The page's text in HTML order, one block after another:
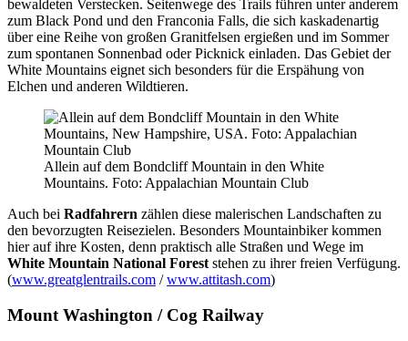
bewaldeten Verstecken. Seitenwege des Trails führen unter anderem
zum Black Pond und den Franconia Falls, die sich kaskadenartig
über eine Reihe von großen Granitfelsen ergießen und im Sommer
zum spontanen Sonnenbad oder Picknick einladen. Das Gebiet der
White Mountains eignet sich besonders für die Erspähung von
Elchen und anderen Wildtieren.
Allein auf dem Bondcliff Mountain in den White
Mountains. Foto: Appalachian Mountain Club
Auch bei Radfahrern zählen diese malerischen Landschaften zu
den bevorzugten Reisezielen. Besonders Mountainbiker kommen
hier auf ihre Kosten, denn praktisch alle Straßen und Wege im
White Mountain National Forest stehen zu ihrer freien Verfügung.
(www.greatglentrails.com /www.attitash.com)
Mount Washington / Cog Railway